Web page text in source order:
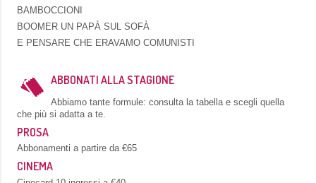
BAMBOCCIONI
BOOMER UN PAPÀ SUL SOFÀ
E PENSARE CHE ERAVAMO COMUNISTI
ABBONATI ALLA STAGIONE
Abbiamo tante formule: consulta la tabella e scegli quella
che più si adatta a te.
PROSA
Abbonamenti a partire da €65
CINEMA